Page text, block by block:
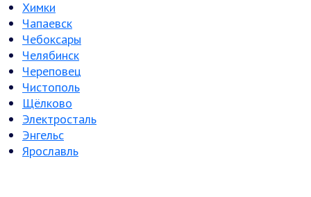
Химки
Чапаевск
Чебоксары
Челябинск
Череповец
Чистополь
Щёлково
Электросталь
Энгельс
Ярославль